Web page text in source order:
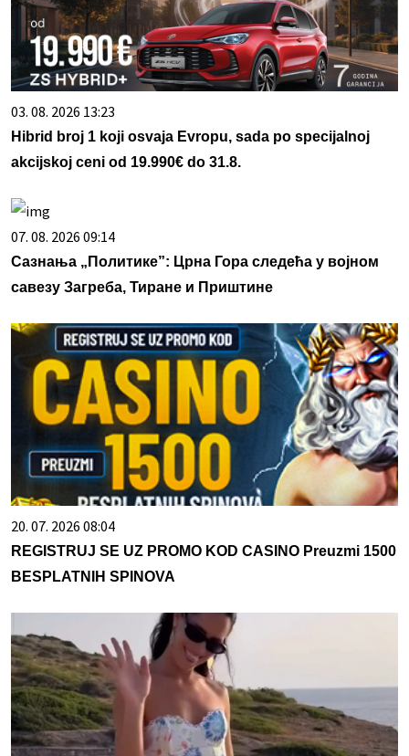
03. 08. 2026 13:23
Hibrid broj 1 koji osvaja Evropu, sada po specijalnoj
akcijskoj ceni od 19.990€ do 31.8.
07. 08. 2026 09:14
Сазнања „Политике”: Црна Гора следећа у војном
савезу Загреба, Тиране и Приштине
20. 07. 2026 08:04
REGISTRUJ SE UZ PROMO KOD CASINO Preuzmi 1500
BESPLATNIH SPINOVA